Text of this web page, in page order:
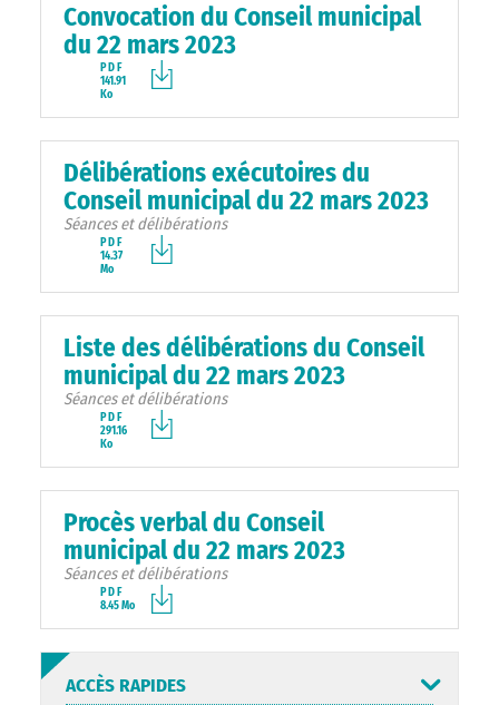
Convocation du Conseil municipal
du 22 mars 2023
PDF
141.91
Ko
Délibérations exécutoires du
Conseil municipal du 22 mars 2023
Séances et délibérations
PDF
14.37
Mo
Liste des délibérations du Conseil
municipal du 22 mars 2023
Séances et délibérations
PDF
291.16
Ko
Procès verbal du Conseil
municipal du 22 mars 2023
Séances et délibérations
PDF
8.45 Mo
ACCÈS RAPIDES